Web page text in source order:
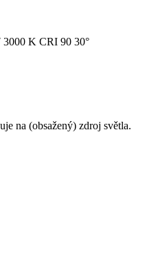
K CRI 90 30°
na (obsažený) zdroj světla.